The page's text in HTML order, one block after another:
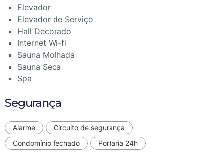
Elevador
Elevador de Serviço
Hall Decorado
Internet Wi-fi
Sauna Molhada
Sauna Seca
Spa
Segurança
Alarme
Circuito de segurança
Condomínio fechado
Portaria 24h